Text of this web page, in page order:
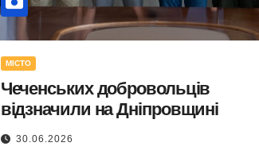
МІСТО
Чеченських добровольців
відзначили на Дніпровщині
30.06.2026